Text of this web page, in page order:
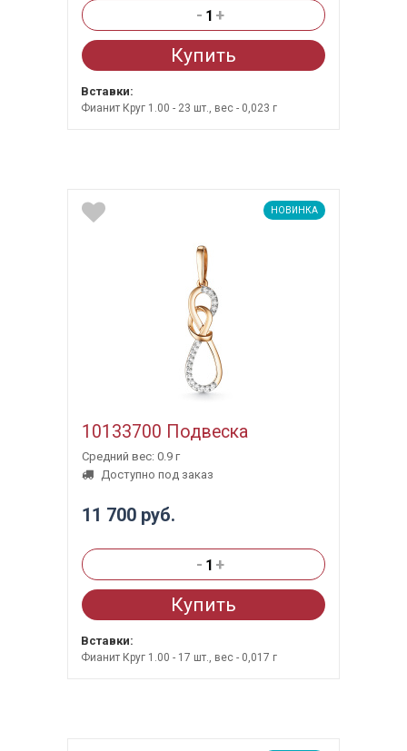
- +
Купить
Вставки:
Фианит Круг 1.00 - 23 шт., вес - 0,023 г
НОВИНКА
10133700 Подвеска
Средний вес: 0.9 г
Доступно под заказ
11 700 руб.
- +
Купить
Вставки:
Фианит Круг 1.00 - 17 шт., вес - 0,017 г